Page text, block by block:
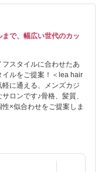
で、幅広い世代のカッ
スタイルに合わせたあ
イルをご提案！＜lea hair
軽に通える、メンズカジ
ロンです♪骨格、髪質、
×似合わせをご提案しま